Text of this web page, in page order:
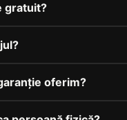
gratuit?
oferim?